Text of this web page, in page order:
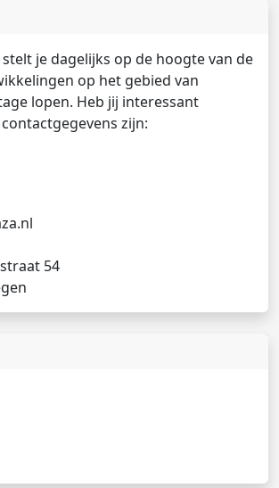
je dagelijks op de hoogte van de
op het gebied van
lopen. Heb jij interessant
zijn:
54